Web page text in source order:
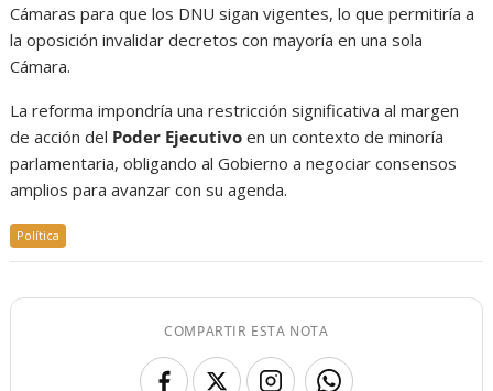
Cámaras para que los DNU sigan vigentes, lo que permitiría a
la oposición invalidar decretos con mayoría en una sola
Cámara.
La reforma impondría una restricción significativa al margen
de acción del Poder Ejecutivo en un contexto de minoría
parlamentaria, obligando al Gobierno a negociar consensos
amplios para avanzar con su agenda.
Política
COMPARTIR ESTA NOTA